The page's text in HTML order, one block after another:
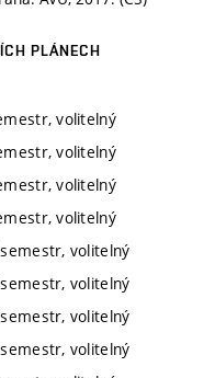
PLÁNECH
volitelný
volitelný
volitelný
volitelný
volitelný
volitelný
volitelný
volitelný